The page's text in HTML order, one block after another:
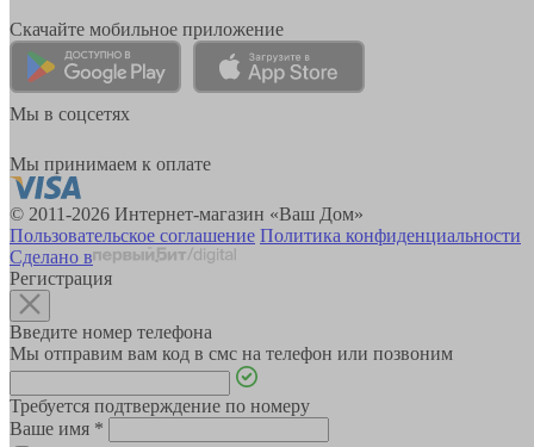
Скачайте мобильное приложение
Мы в соцсетях
Мы принимаем к оплате
© 2011-2026 Интернет-магазин «Ваш Дом»
Пользовательское соглашение Политика конфиденциальности
Сделано в
Регистрация
Введите номер телефона
Мы отправим вам код в смс на телефон или позвоним
Требуется подтверждение по номеру
Ваше имя *